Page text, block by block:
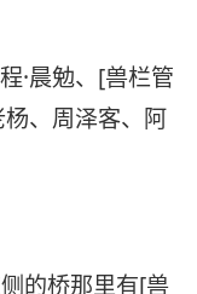
·晨勉、[兽栏管
、周泽客、阿
的桥那里有[兽